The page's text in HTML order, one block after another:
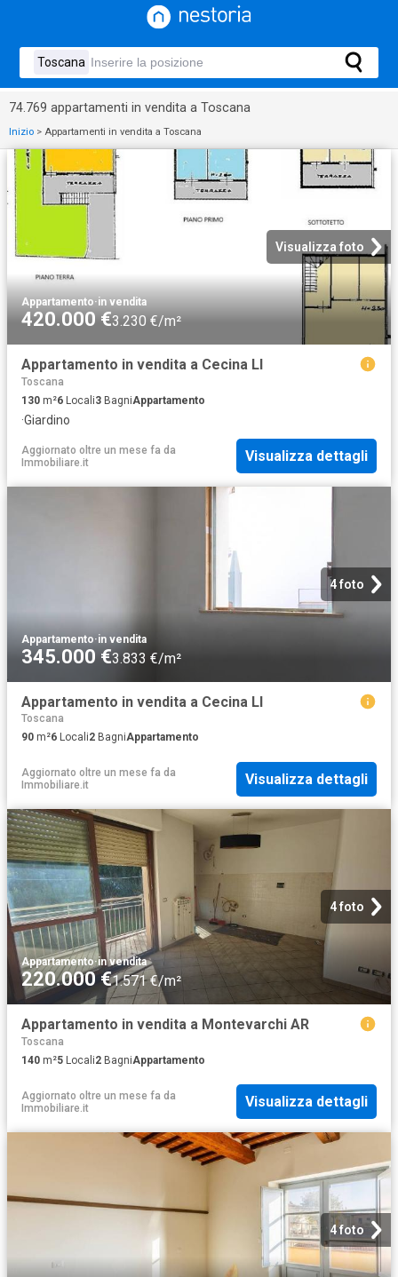
74.769 appartamenti in vendita a Toscana
Inizio > Appartamenti in vendita a Toscana
Visualizza foto
Appartamento·in vendita
420.000 €3.230 €/m²
Appartamento in vendita a Cecina LI
Toscana
130 m²6 Locali3 BagniAppartamento
·Giardino
Aggiornato oltre un mese fa da
Immobiliare.it
Visualizza dettagli
4 foto
Appartamento·in vendita
345.000 €3.833 €/m²
Appartamento in vendita a Cecina LI
Toscana
90 m²6 Locali2 BagniAppartamento
Aggiornato oltre un mese fa da
Immobiliare.it
Visualizza dettagli
4 foto
Appartamento·in vendita
220.000 €1.571 €/m²
Appartamento in vendita a Montevarchi AR
Toscana
140 m²5 Locali2 BagniAppartamento
Aggiornato oltre un mese fa da
Immobiliare.it
Visualizza dettagli
4 foto